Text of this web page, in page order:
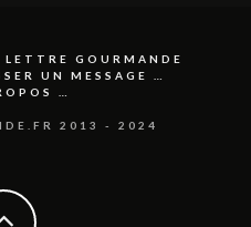
GOURMANDE
UN MESSAGE …
…
2013 - 2024